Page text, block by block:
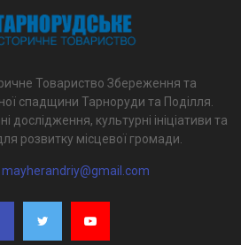
Товариство Збереження та
спадщини Тарноруди та Поділля.
дослідження, культурні ініціативи та
розвитку місцевої громади.
mayherandriy@gmail.com